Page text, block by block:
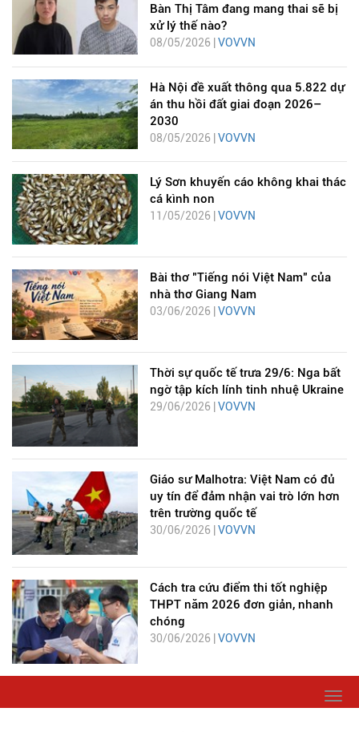
Bàn Thị Tâm đang mang thai sẽ bị
xử lý thế nào?
08/05/2026 | VOVVN
Hà Nội đề xuất thông qua 5.822 dự
án thu hồi đất giai đoạn 2026–
2030
08/05/2026 |VOVVN
Lý Sơn khuyến cáo không khai thác
cá kình non
11/05/2026 | VOVVN
Bài thơ "Tiếng nói Việt Nam" của
nhà thơ Giang Nam
03/06/2026 | VOVVN
Thời sự quốc tế trưa 29/6: Nga bất
ngờ tập kích lính tinh nhuệ Ukraine
29/06/2026 | VOVVN
Giáo sư Malhotra: Việt Nam có đủ
uy tín để đảm nhận vai trò lớn hơn
trên trường quốc tế
30/06/2026 | VOVVN
Cách tra cứu điểm thi tốt nghiệp
THPT năm 2026 đơn giản, nhanh
chóng
30/06/2026 | VOVVN